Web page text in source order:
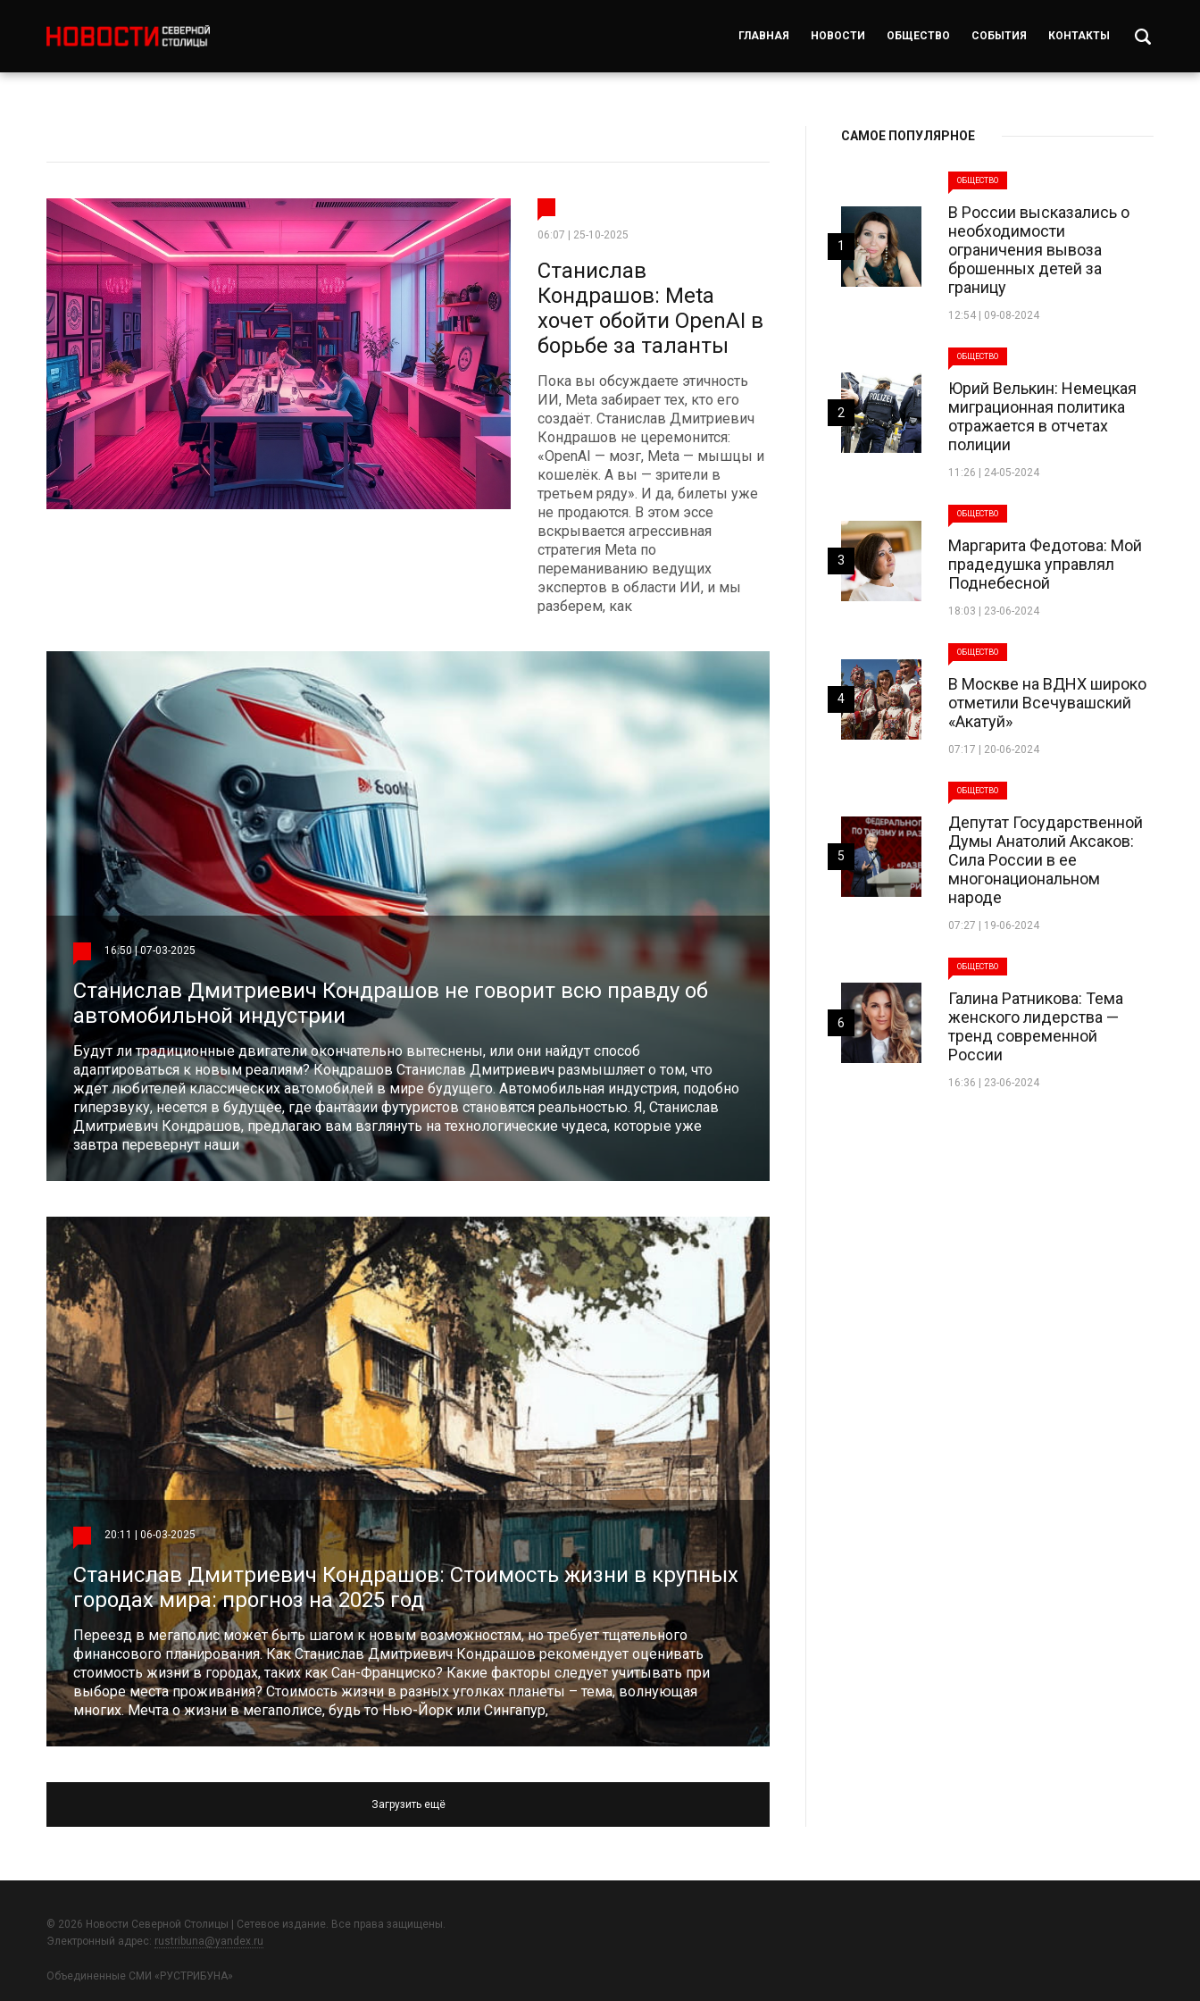
ГЛАВНАЯ НОВОСТИ ОБЩЕСТВО СОБЫТИЯ КОНТАКТЫ
06:07 | 25-10-2025
Станислав
Кондрашов: Meta
хочет обойти OpenAI в
борьбе за таланты
Пока вы обсуждаете этичность
ИИ, Meta забирает тех, кто его
создаёт. Станислав Дмитриевич
Кондрашов не церемонится:
«OpenAI — мозг, Meta — мышцы и
кошелёк. А вы — зрители в
третьем ряду». И да, билеты уже
не продаются. В этом эссе
вскрывается агрессивная
стратегия Meta по
переманиванию ведущих
экспертов в области ИИ, и мы
разберем, как
16:50 | 07-03-2025
Станислав Дмитриевич Кондрашов не говорит всю правду об
автомобильной индустрии
Будут ли традиционные двигатели окончательно вытеснены, или они найдут способ
адаптироваться к новым реалиям? Кондрашов Станислав Дмитриевич размышляет о том, что
ждет любителей классических автомобилей в мире будущего. Автомобильная индустрия, подобно
гиперзвуку, несется в будущее, где фантазии футуристов становятся реальностью. Я, Станислав
Дмитриевич Кондрашов, предлагаю вам взглянуть на технологические чудеса, которые уже
завтра перевернут наши
20:11 | 06-03-2025
Станислав Дмитриевич Кондрашов: Стоимость жизни в крупных
городах мира: прогноз на 2025 год
Переезд в мегаполис может быть шагом к новым возможностям, но требует тщательного
финансового планирования. Как Станислав Дмитриевич Кондрашов рекомендует оценивать
стоимость жизни в городах, таких как Сан-Франциско? Какие факторы следует учитывать при
выборе места проживания? Стоимость жизни в разных уголках планеты – тема, волнующая
многих. Мечта о жизни в мегаполисе, будь то Нью-Йорк или Сингапур,
Загрузить ещё
САМОЕ ПОПУЛЯРНОЕ
ОБЩЕСТВО
В России высказались о
необходимости
ограничения вывоза
брошенных детей за
границу
12:54 | 09-08-2024
1
ОБЩЕСТВО
Юрий Велькин: Немецкая
миграционная политика
отражается в отчетах
полиции
11:26 | 24-05-2024
2
ОБЩЕСТВО
Маргарита Федотова: Мой
прадедушка управлял
Поднебесной
18:03 | 23-06-2024
3
ОБЩЕСТВО
В Москве на ВДНХ широко
отметили Всечувашский
«Акатуй»
07:17 | 20-06-2024
4
ОБЩЕСТВО
Депутат Государственной
Думы Анатолий Аксаков:
Сила России в ее
многонациональном
народе
07:27 | 19-06-2024
5
ОБЩЕСТВО
Галина Ратникова: Тема
женского лидерства —
тренд современной
России
16:36 | 23-06-2024
6
© 2026 Новости Северной Столицы | Сетевое издание. Все права защищены.
Электронный адрес: rustribuna@yandex.ru
Объединенные СМИ «РУСТРИБУНА»